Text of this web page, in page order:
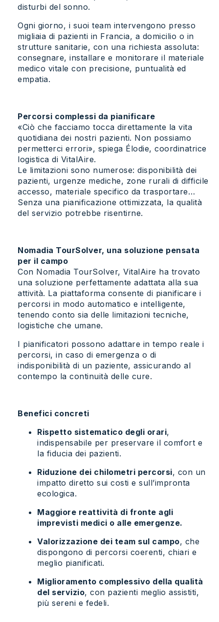
disturbi del sonno.
Ogni giorno, i suoi team intervengono presso
migliaia di pazienti in Francia, a domicilio o in
strutture sanitarie, con una richiesta assoluta:
consegnare, installare e monitorare il materiale
medico vitale con precisione, puntualità ed
empatia.
Percorsi complessi da pianificare
«Ciò che facciamo tocca direttamente la vita
quotidiana dei nostri pazienti. Non possiamo
permetterci errori», spiega Élodie, coordinatrice
logistica di VitalAire.
Le limitazioni sono numerose: disponibilità dei
pazienti, urgenze mediche, zone rurali di difficile
accesso, materiale specifico da trasportare…
Senza una pianificazione ottimizzata, la qualità
del servizio potrebbe risentirne.
Nomadia TourSolver, una soluzione pensata
per il campo
Con Nomadia TourSolver, VitalAire ha trovato
una soluzione perfettamente adattata alla sua
attività. La piattaforma consente di pianificare i
percorsi in modo automatico e intelligente,
tenendo conto sia delle limitazioni tecniche,
logistiche che umane.
I pianificatori possono adattare in tempo reale i
percorsi, in caso di emergenza o di
indisponibilità di un paziente, assicurando al
contempo la continuità delle cure.
Benefici concreti
Rispetto sistematico degli orari,
indispensabile per preservare il comfort e
la fiducia dei pazienti.
Riduzione dei chilometri percorsi, con un
impatto diretto sui costi e sull’impronta
ecologica.
Maggiore reattività di fronte agli
imprevisti medici o alle emergenze.
Valorizzazione dei team sul campo, che
dispongono di percorsi coerenti, chiari e
meglio pianificati.
Miglioramento complessivo della qualità
del servizio, con pazienti meglio assistiti,
più sereni e fedeli.